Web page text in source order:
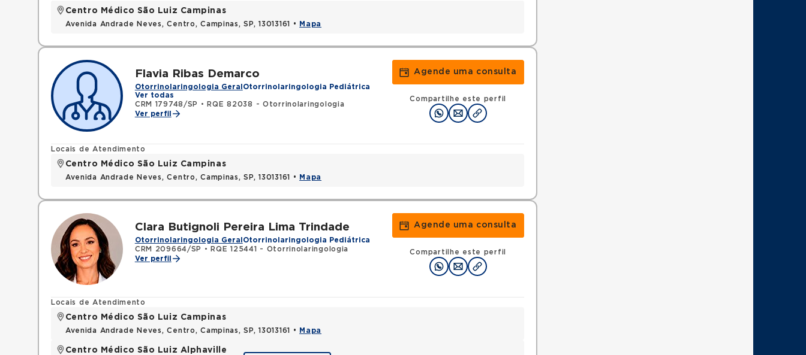
Centro Médico São Luiz Campinas
Avenida Andrade Neves, Centro, Campinas, SP, 13013161 • Mapa
Flavia Ribas Demarco
Otorrinolaringologia Geral Otorrinolaringologia Pediátrica
Ver todas
CRM 179748/SP
•
RQE 82038 - Otorrinolaringologia
Ver perfil
Agende uma consulta
Compartilhe este perfil
Locais de Atendimento
Centro Médico São Luiz Campinas
Avenida Andrade Neves, Centro, Campinas, SP, 13013161 • Mapa
Clara Butignoli Pereira Lima Trindade
Otorrinolaringologia Geral Otorrinolaringologia Pediátrica
CRM 209664/SP
•
RQE 125441 - Otorrinolaringologia
Ver perfil
Agende uma consulta
Compartilhe este perfil
Locais de Atendimento
Centro Médico São Luiz Campinas
Avenida Andrade Neves, Centro, Campinas, SP, 13013161 • Mapa
Centro Médico São Luiz Alphaville